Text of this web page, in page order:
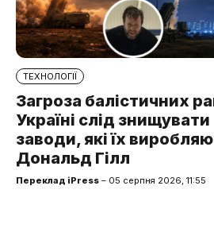
ТЕХНОЛОГІЇ
Загроза балістичних
Україні слід знищувати
заводи, які їх
Дональд Гілл
Переклад iPress – 05 серпня 2026, 11:55